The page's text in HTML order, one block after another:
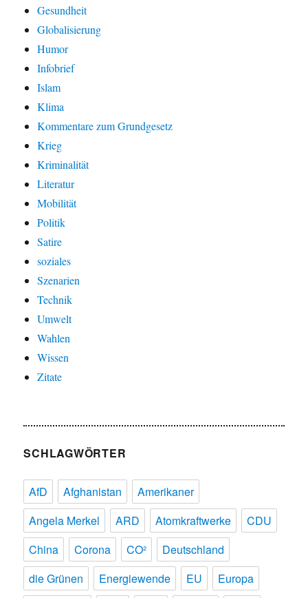
Gesundheit
Globalisierung
Humor
Infobrief
Islam
Klima
Kommentare zum Grundgesetz
Krieg
Kriminalität
Literatur
Mobilität
Politik
Satire
soziales
Szenarien
Technik
Umwelt
Wahlen
Wissen
Zitate
SCHLAGWÖRTER
AfD Afghanistan
Amerikaner
Angela Merkel
ARD Atomkraftwerke
CDU
China
Corona CO²
Deutschland
die Grünen
Energiewende EU
Europa